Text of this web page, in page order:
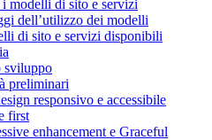
modelli di sito e servizi
dell’utilizzo dei modelli
di sito e servizi disponibili
sviluppo
preliminari
responsivo e accessibile
first
enhancement e Graceful